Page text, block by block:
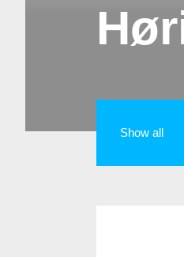
Show all